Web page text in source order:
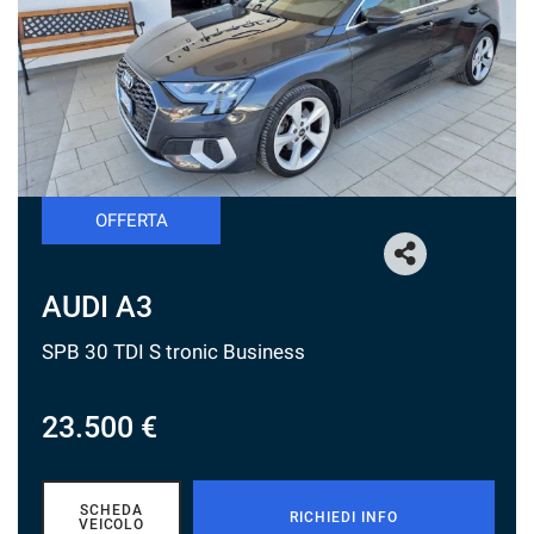
OFFERTA
AUDI A3
SPB 30 TDI S tronic Business
23.500 €
SCHEDA
VEICOLO
RICHIEDI INFO
tracciamento
che
adottiamo
per
offrire
le
funzionalità
e
svolgere
attività
seguito
descritte.
Per
ottenere
informazioni
sull'utilità
sul
funzionamento